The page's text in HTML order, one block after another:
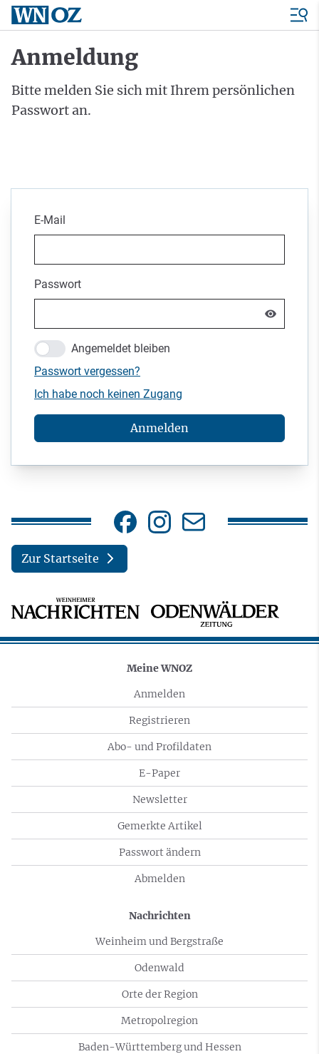
Anmeldung
Bitte melden Sie sich mit Ihrem persönlichen
Passwort an.
E-Mail
Passwort
Angemeldet bleiben
Passwort vergessen?
Ich habe noch keinen Zugang
Anmelden
Zur Startseite
Meine WNOZ
Anmelden
Registrieren
Abo- und Profildaten
E-Paper
Newsletter
Gemerkte Artikel
Passwort ändern
Abmelden
Nachrichten
Weinheim und Bergstraße
Odenwald
Orte der Region
Metropolregion
Baden-Württemberg und Hessen